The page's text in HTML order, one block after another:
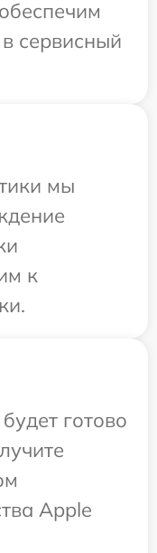
сервисный
мы
к
готово
Apple